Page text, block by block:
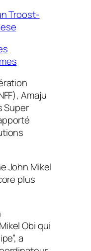
Troost-
Amaju
Super
John Mikel
plus
Obi qui
a